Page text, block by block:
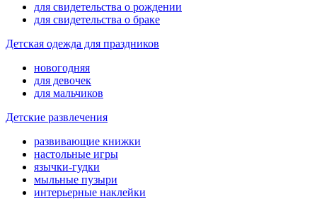
для свидетельства о рождении
для свидетельства о браке
Детская одежда для праздников
новогодняя
для девочек
для мальчиков
Детские развлечения
развивающие книжки
настольные игры
язычки-гудки
мыльные пузыри
интерьерные наклейки